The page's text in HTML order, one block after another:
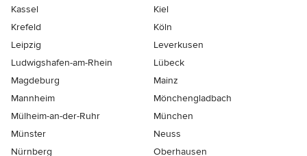
Kassel
Kiel
Krefeld
Köln
Leipzig
Leverkusen
Ludwigshafen-am-Rhein
Lübeck
Magdeburg
Mainz
Mannheim
Mönchen­gladbach
Mülheim-an-der-Ruhr
München
Münster
Neuss
Nürnberg
Oberhausen